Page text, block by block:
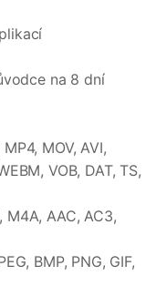
na 8 dní
MOV, AVI,
VOB, DAT, TS,
AAC, AC3,
BMP, PNG, GIF,